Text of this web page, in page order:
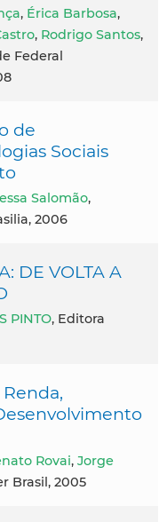
, Érica Barbosa,
, Rodrigo Santos,
Federal
de
Sociais
Salomão,
2006
DE VOLTA A
PINTO, Editora
Rovai, Jorge
Brasil, 2005